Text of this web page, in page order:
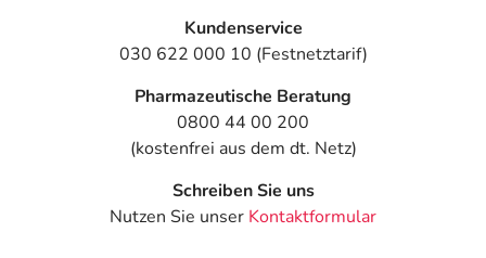
Kundenservice
030 622 000 10 (Festnetztarif)
Pharmazeutische Beratung
0800 44 00 200
(kostenfrei aus dem dt. Netz)
Schreiben Sie uns
Nutzen Sie unser Kontaktformular